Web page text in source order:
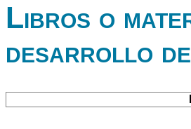
Libros o
desarrollo